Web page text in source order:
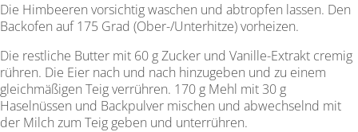
Die Himbeeren vorsichtig waschen und abtropfen lassen. Den
Backofen auf 175 Grad (Ober-/Unterhitze) vorheizen.
Die restliche Butter mit 60 g Zucker und Vanille-Extrakt cremig
rühren. Die Eier nach und nach hinzugeben und zu einem
gleichmäßigen Teig verrühren. 170 g Mehl mit 30 g
Haselnüssen und Backpulver ­mischen und abwechselnd mit
der Milch zum Teig geben und unterrühren.